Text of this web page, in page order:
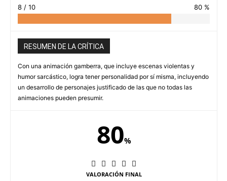
8 / 10 80 %
RESUMEN DE LA CRÍTICA
Con una animación gamberra, que incluye escenas violentas y
humor sarcástico, logra tener personalidad por sí misma, incluyendo
un desarrollo de personajes justificado de las que no todas las
animaciones pueden presumir.
80%
VALORACIÓN FINAL